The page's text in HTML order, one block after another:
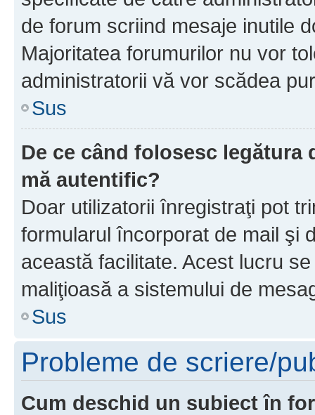
de forum scriind mesaje inutile
Majoritatea forumurilor nu vor
administratorii vă vor scădea
Sus
De ce când folosesc
mă autentific?
Doar utilizatorii înregistraţi pot
formularul încorporat de mail şi
această facilitate. Acest lucru
maliţioasă a sistemului de
Sus
Probleme de scriere/
Cum deschid un subiect în